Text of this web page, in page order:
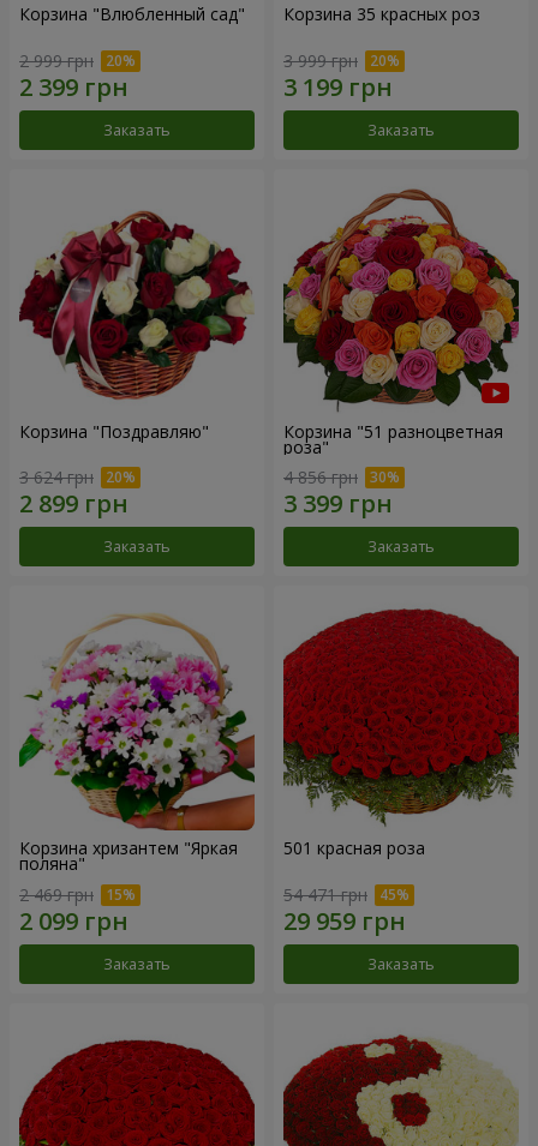
Корзина "Влюбленный сад"
2 999 грн
Заказать
Корзина 35 красных роз
3 999 грн
Заказать
Корзина "Поздравляю"
3 624 грн
Заказать
Корзина "51 разноцветная
роза"
4 856 грн
Заказать
Корзина хризантем "Яркая
поляна"
2 469 грн
Заказать
501 красная роза
54 471 грн
Заказать